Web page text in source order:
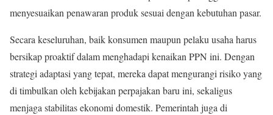
menyesuaikan penawaran produk sesuai dengan kebutuhan pasar.
Secara keseluruhan, baik konsumen maupun pelaku usaha harus
bersikap proaktif dalam menghadapi kenaikan PPN ini. Dengan
strategi adaptasi yang tepat, mereka dapat mengurangi risiko yang
di timbulkan oleh kebijakan perpajakan baru ini, sekaligus
menjaga stabilitas ekonomi domestik. Pemerintah juga di